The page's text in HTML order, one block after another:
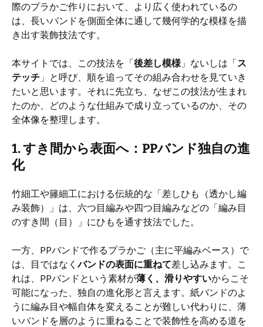
際のプラかご作りにおいて、より広く使われているの
は、長いバンドを側面全体に通して幾何学的な模様を描
き出す装飾技法です。
本サイトでは、この技法を「後差し模様」ないしは「ス
テッチ 」と呼び、順を追ってその組み合わせを見ていき
たいと思います。それに先立ち、なぜこの技法が生まれ
たのか、どのような仕組みで成り立っているのか、その
全体像を整理します。
1. すき間から表面へ：PPバンド独自の進
化
竹細工や籐細工における伝統的な「差しひも（透かし編
み装飾）」は、六つ目編みや四つ目編みなどの「編み目
のすき間（目）」にひもを通す技法でした。
一方、PPバンドで作るプラかご（主に平編みベース）で
は、目ではなくバンドの表面に重ねて差し込みます。こ
れは、PPバンドという素材が薄く、滑りやすいからこそ
可能になった、独自の進化形と言えます。紙バンドのよ
うに編み目や幅自体を変えることが難しい代わりに、薄
いバンドを層のように重ねることで装飾性を高める道を